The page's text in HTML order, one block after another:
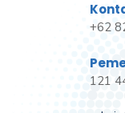
+62
121